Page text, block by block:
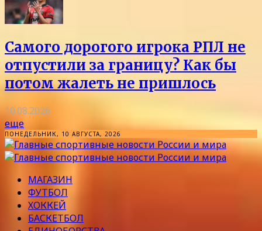
Самого дорогого игрока РПЛ не
отпустили за границу? Как бы
потом жалеть не пришлось
10.08.2026
еще
ПОНЕДЕЛЬНИК, 10 АВГУСТА, 2026
МАГАЗИН
ФУТБОЛ
ХОККЕЙ
БАСКЕТБОЛ